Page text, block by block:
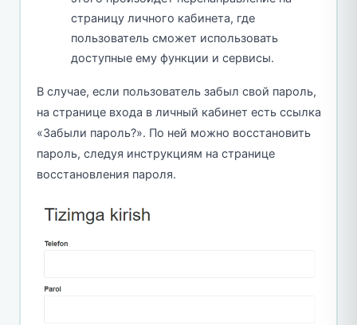
страницу личного кабинета, где
пользователь сможет использовать
доступные ему функции и сервисы.
В случае, если пользователь забыл свой пароль,
на странице входа в личный кабинет есть ссылка
«Забыли пароль?». По ней можно восстановить
пароль, следуя инструкциям на странице
восстановления пароля.